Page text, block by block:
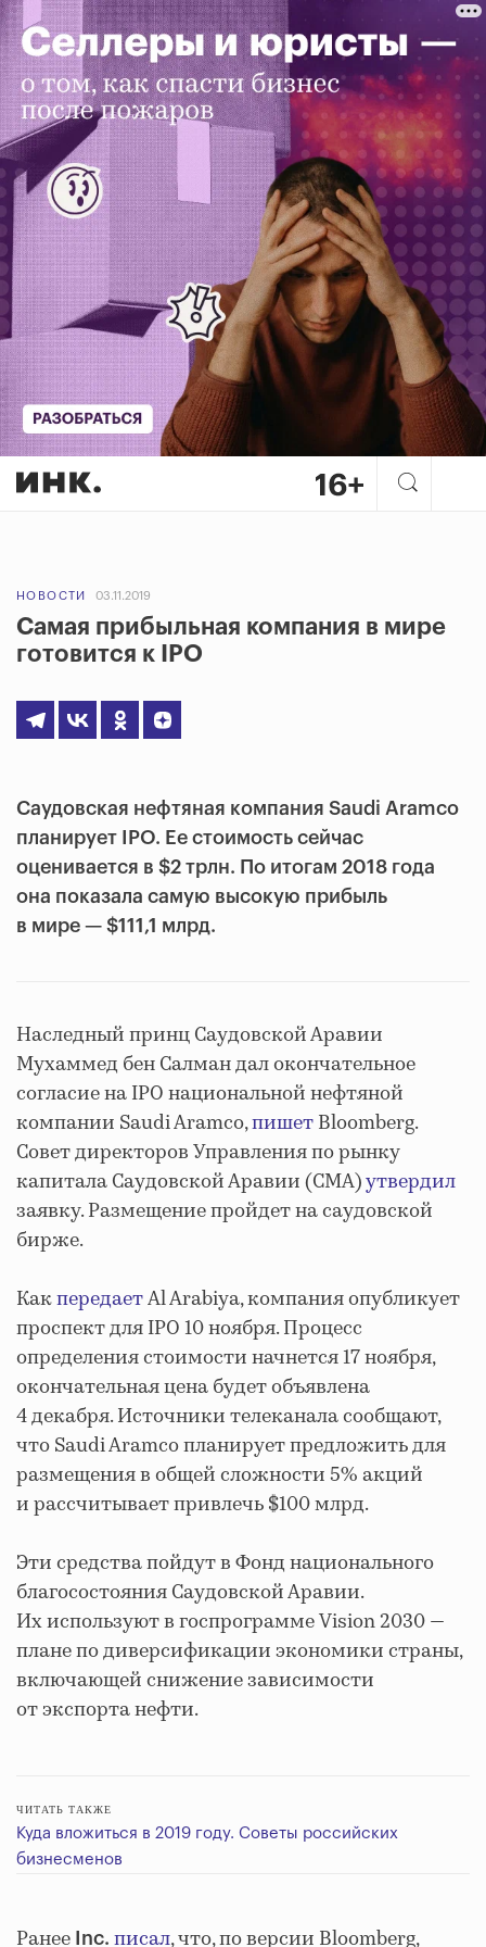
НОВОСТИ 03.11.2019
Самая прибыльная компания в мире
готовится к IPO
Саудовская нефтяная компания Saudi Aramco
планирует IPO. Ее стоимость сейчас
оценивается в $2 трлн. По итогам 2018 года
она показала самую высокую прибыль
в мире — $111,1 млрд.
Наследный принц Саудовской Аравии
Мухаммед бен Салман дал окончательное
согласие на IPO национальной нефтяной
компании Saudi Aramco,пишетBloomberg.
Совет директоров Управления по рынку
капитала Саудовской Аравии (CMA)утвердил
заявку. Размещение пройдет на саудовской
бирже.
КакпередаетAl Arabiya, компания опубликует
проспект для IPO 10 ноября. Процесс
определения стоимости начнется 17 ноября,
окончательная цена будет объявлена
4 декабря. Источники телеканала сообщают,
что Saudi Aramco планирует предложить для
размещения в общей сложности 5% акций
и рассчитывает привлечь $100 млрд.
Эти средства пойдут в Фонд национального
благосостояния Саудовской Аравии.
Их используют в госпрограмме Vision 2030 —
плане по диверсификации экономики страны,
включающей снижение зависимости
от экспорта нефти.
ЧИТАТЬ ТАКЖЕ
Куда вложиться в 2019 году. Советы российских
бизнесменов
Ранее Inc. писал, что, по версии Bloomberg,